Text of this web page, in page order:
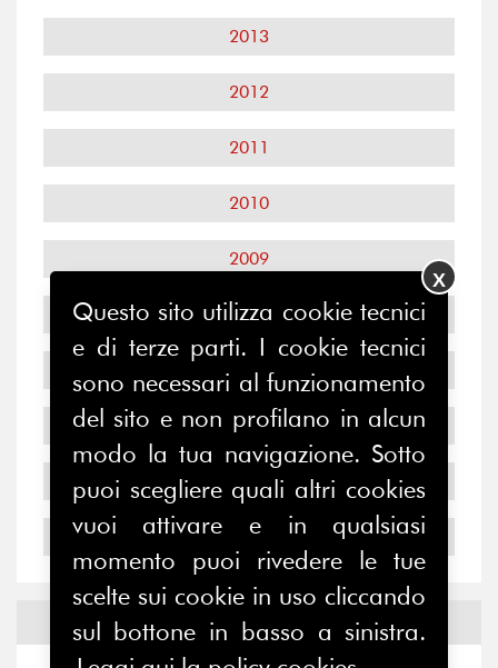
2013
2012
2011
2010
2009
2008
2007
2006
2004
Notizie ed
Questo sito utilizza cookie tecnici
e di terze parti. I cookie tecnici
sono necessari al funzionamento
del sito e non profilano in alcun
modo la tua navigazione. Sotto
puoi scegliere quali altri cookies
vuoi attivare e in qualsiasi
momento puoi rivedere le tue
scelte sui cookie in uso cliccando
sul bottone in basso a sinistra.
X